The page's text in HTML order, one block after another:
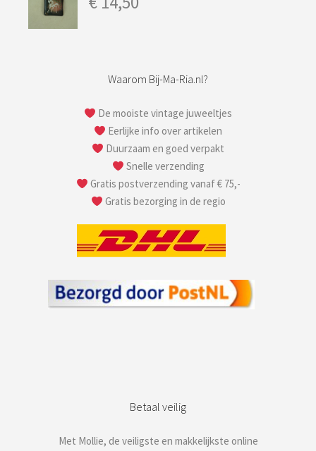
Waarom Bij-Ma-Ria.nl?
De mooiste vintage juweeltjes
Eerlijke info over artikelen
Duurzaam en goed verpakt
Snelle verzending
Gratis postverzending vanaf € 75,-
Gratis bezorging in de regio
Betaal veilig
Met Mollie, de veiligste en makkelijkste online